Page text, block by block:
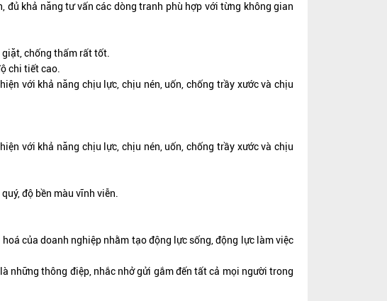
đủ khả năng tư vấn các dòng tranh phù hợp với từng không gian
giặt, chống thấm rất tốt.
chi tiết cao.
với khả năng chịu lực, chịu nén, uốn, chống trầy xước và chịu
với khả năng chịu lực, chịu nén, uốn, chống trầy xước và chịu
quý, độ bền màu vĩnh viễn.
của doanh nghiệp nhằm tạo động lực sống, động lực làm việc
những thông điệp, nhắc nhở gửi gắm đến tất cả mọi người trong